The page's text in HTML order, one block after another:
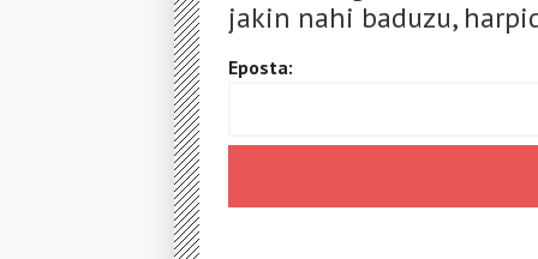
jakin nahi baduzu,
Eposta: